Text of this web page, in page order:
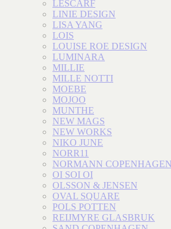
LESCARF
LINIE DESIGN
LISA YANG
LOIS
LOUISE ROE DESIGN
LUMINARA
MILLIE
MILLE NOTTI
MOEBE
MOJOO
MUNTHE
NEW MAGS
NEW WORKS
NIKO JUNE
NORR11
NORMANN COPENHAGEN
OI SOI OI
OLSSON & JENSEN
OVAL SQUARE
POLS POTTEN
REIJMYRE GLASBRUK